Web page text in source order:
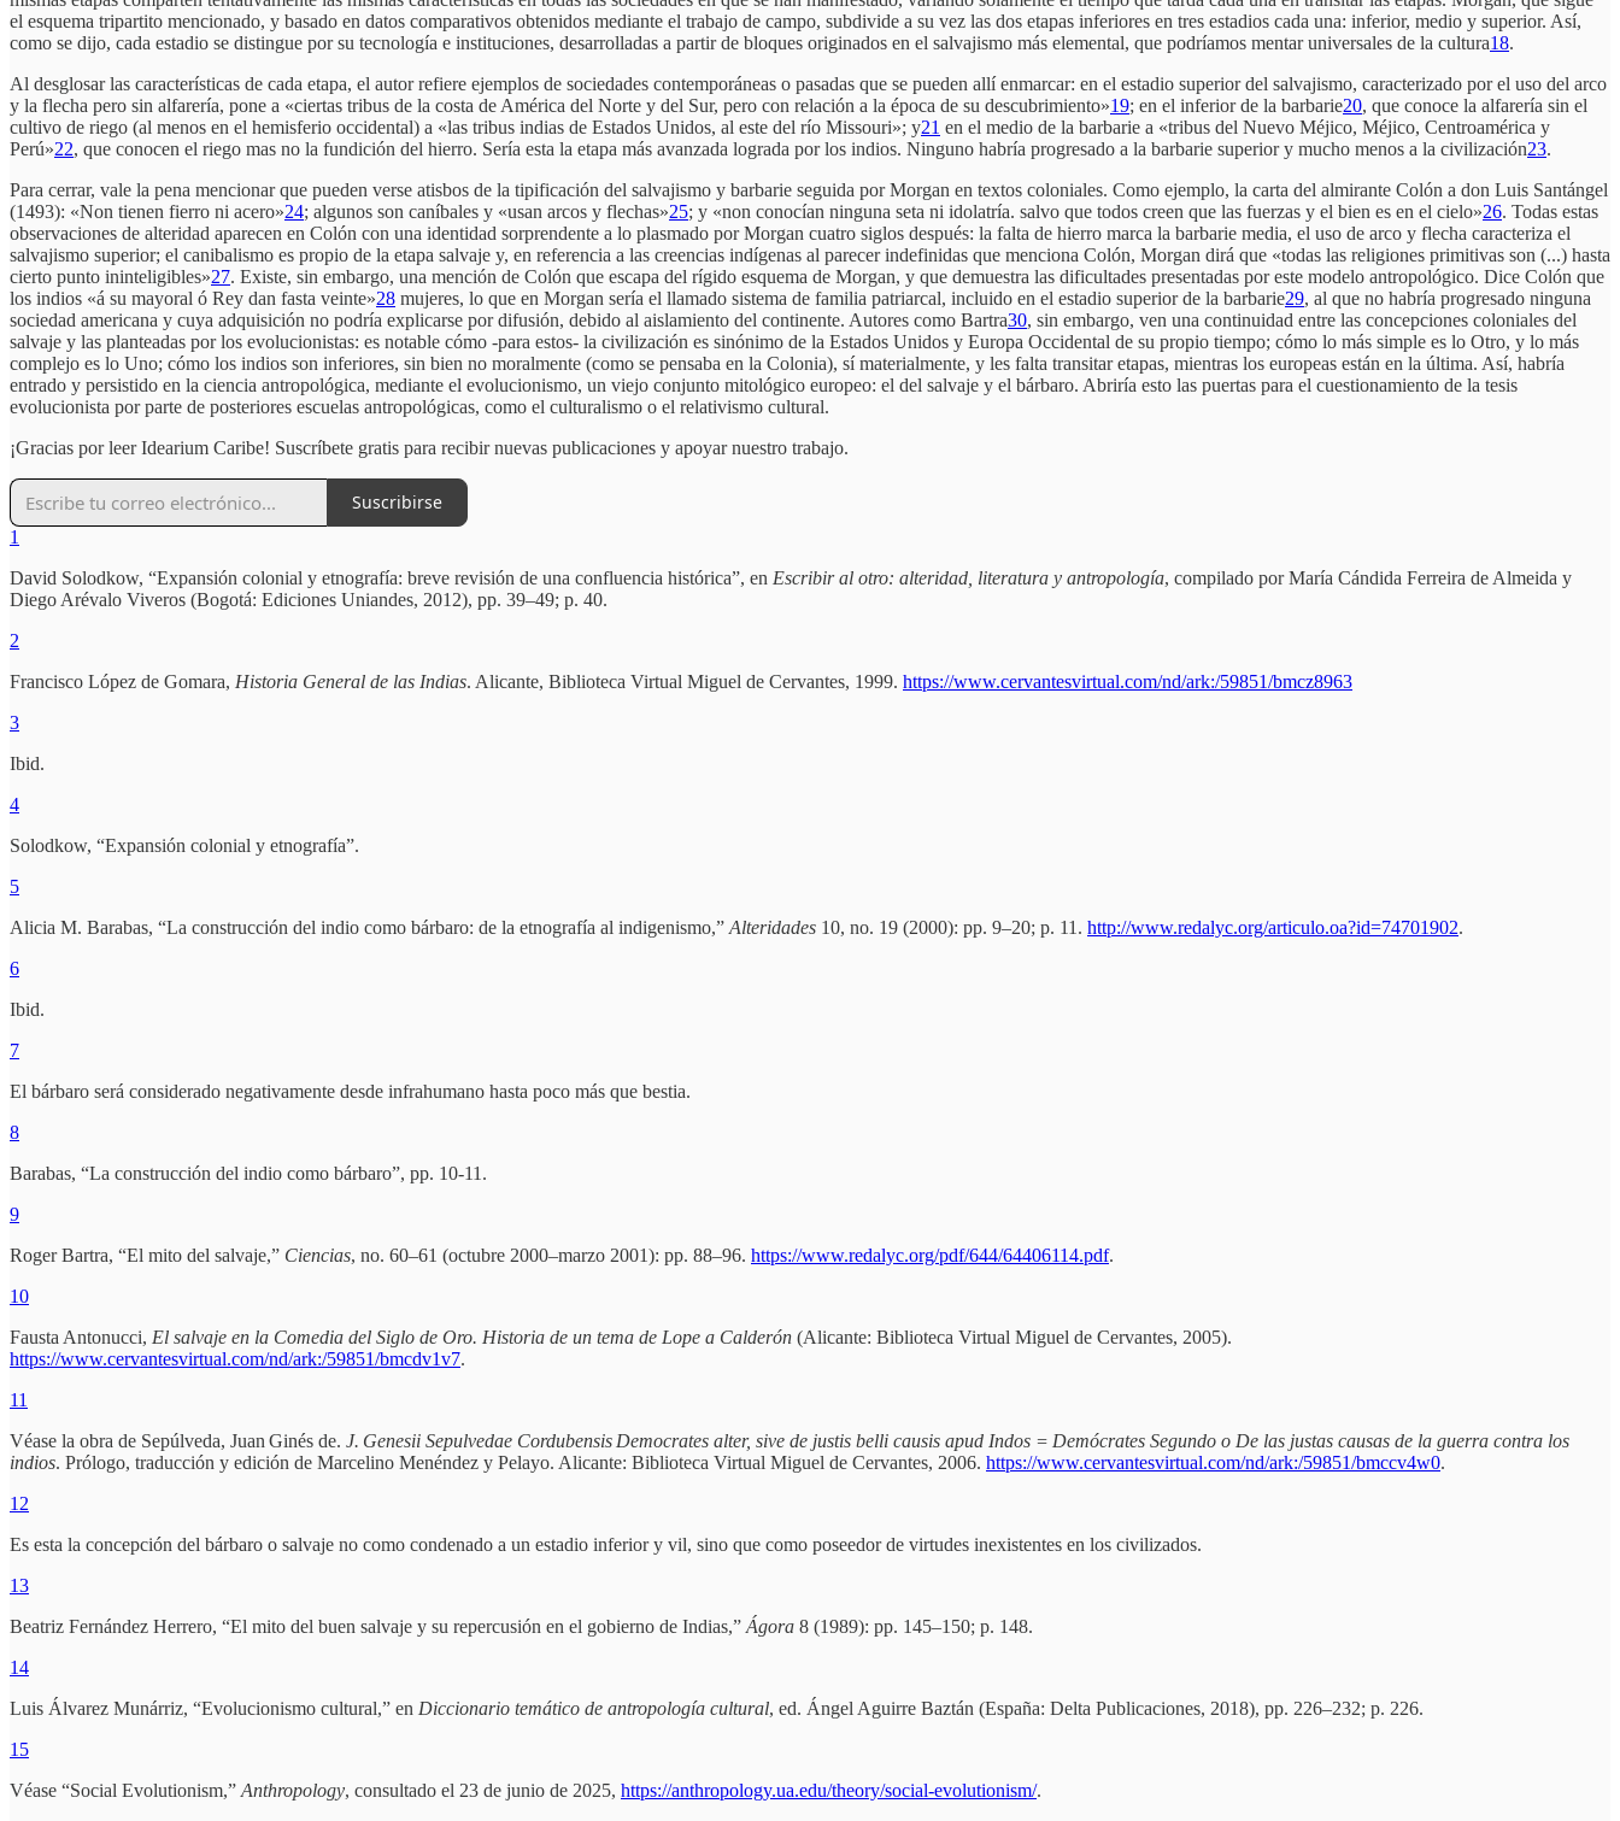
el esquema tripartito mencionado, y basado en datos comparativos obtenidos mediante el trabajo de campo, subdivide a su vez las dos etapas inferiores en tres estadios cada una: inferior, medio y superior. Así,
como se dijo, cada estadio se distingue por su tecnología e instituciones, desarrolladas a partir de bloques originados en el salvajismo más elemental, que podríamos mentar universales de la cultura18.
Al desglosar las características de cada etapa, el autor refiere ejemplos de sociedades contemporáneas o pasadas que se pueden allí enmarcar: en el estadio superior del salvajismo, caracterizado por el uso del arco
y la flecha pero sin alfarería, pone a «ciertas tribus de la costa de América del Norte y del Sur, pero con relación a la época de su descubrimiento»19; en el inferior de la barbarie20, que conoce la alfarería sin el
cultivo de riego (al menos en el hemisferio occidental) a «las tribus indias de Estados Unidos, al este del río Missouri»; y21 en el medio de la barbarie a «tribus del Nuevo Méjico, Méjico, Centroamérica y
Perú»22, que conocen el riego mas no la fundición del hierro. Sería esta la etapa más avanzada lograda por los indios. Ninguno habría progresado a la barbarie superior y mucho menos a la civilización23.
Para cerrar, vale la pena mencionar que pueden verse atisbos de la tipificación del salvajismo y barbarie seguida por Morgan en textos coloniales. Como ejemplo, la carta del almirante Colón a don Luis Santángel
(1493): «Non tienen fierro ni acero»24; algunos son caníbales y «usan arcos y flechas»25; y «non conocían ninguna seta ni idolatría. salvo que todos creen que las fuerzas y el bien es en el cielo»26. Todas estas
observaciones de alteridad aparecen en Colón con una identidad sorprendente a lo plasmado por Morgan cuatro siglos después: la falta de hierro marca la barbarie media, el uso de arco y flecha caracteriza el
salvajismo superior; el canibalismo es propio de la etapa salvaje y, en referencia a las creencias indígenas al parecer indefinidas que menciona Colón, Morgan dirá que «todas las religiones primitivas son (...) hasta
cierto punto ininteligibles»27. Existe, sin embargo, una mención de Colón que escapa del rígido esquema de Morgan, y que demuestra las dificultades presentadas por este modelo antropológico. Dice Colón que
los indios «á su mayoral ó Rey dan fasta veinte»28 mujeres, lo que en Morgan sería el llamado sistema de familia patriarcal, incluido en el estadio superior de la barbarie29, al que no habría progresado ninguna
sociedad americana y cuya adquisición no podría explicarse por difusión, debido al aislamiento del continente. Autores como Bartra30, sin embargo, ven una continuidad entre las concepciones coloniales del
salvaje y las planteadas por los evolucionistas: es notable cómo -para estos- la civilización es sinónimo de la Estados Unidos y Europa Occidental de su propio tiempo; cómo lo más simple es lo Otro, y lo más
complejo es lo Uno; cómo los indios son inferiores, sin bien no moralmente (como se pensaba en la Colonia), sí materialmente, y les falta transitar etapas, mientras los europeas están en la última. Así, habría
entrado y persistido en la ciencia antropológica, mediante el evolucionismo, un viejo conjunto mitológico europeo: el del salvaje y el bárbaro. Abriría esto las puertas para el cuestionamiento de la tesis
evolucionista por parte de posteriores escuelas antropológicas, como el culturalismo o el relativismo cultural.
¡Gracias por leer Idearium Caribe! Suscríbete gratis para recibir nuevas publicaciones y apoyar nuestro trabajo.
Suscribirse
1
David Solodkow, “Expansión colonial y etnografía: breve revisión de una confluencia histórica”, en Escribir al otro: alteridad, literatura y antropología, compilado por María Cándida Ferreira de Almeida y
Diego Arévalo Viveros (Bogotá: Ediciones Uniandes, 2012), pp. 39–49; p. 40.
2
Francisco López de Gomara, Historia General de las Indias. Alicante, Biblioteca Virtual Miguel de Cervantes, 1999. https://www.cervantesvirtual.com/nd/ark:/59851/bmcz8963
3
Ibid.
4
Solodkow, “Expansión colonial y etnografía”.
5
Alicia M. Barabas, “La construcción del indio como bárbaro: de la etnografía al indigenismo,” Alteridades 10, no. 19 (2000): pp. 9–20; p. 11. http://www.redalyc.org/articulo.oa?id=74701902.
6
Ibid.
7
El bárbaro será considerado negativamente desde infrahumano hasta poco más que bestia.
8
Barabas, “La construcción del indio como bárbaro”, pp. 10-11.
9
Roger Bartra, “El mito del salvaje,” Ciencias, no. 60–61 (octubre 2000–marzo 2001): pp. 88–96. https://www.redalyc.org/pdf/644/64406114.pdf.
10
Fausta Antonucci, El salvaje en la Comedia del Siglo de Oro. Historia de un tema de Lope a Calderón (Alicante: Biblioteca Virtual Miguel de Cervantes, 2005).
https://www.cervantesvirtual.com/nd/ark:/59851/bmcdv1v7.
11
Véase la obra de Sepúlveda, Juan Ginés de. J. Genesii Sepulvedae Cordubensis Democrates alter, sive de justis belli causis apud Indos = Demócrates Segundo o De las justas causas de la guerra contra los
indios. Prólogo, traducción y edición de Marcelino Menéndez y Pelayo. Alicante: Biblioteca Virtual Miguel de Cervantes, 2006. https://www.cervantesvirtual.com/nd/ark:/59851/bmccv4w0.
12
Es esta la concepción del bárbaro o salvaje no como condenado a un estadio inferior y vil, sino que como poseedor de virtudes inexistentes en los civilizados.
13
Beatriz Fernández Herrero, “El mito del buen salvaje y su repercusión en el gobierno de Indias,” Ágora 8 (1989): pp. 145–150; p. 148.
14
Luis Álvarez Munárriz, “Evolucionismo cultural,” en Diccionario temático de antropología cultural, ed. Ángel Aguirre Baztán (España: Delta Publicaciones, 2018), pp. 226–232; p. 226.
15
Véase “Social Evolutionism,” Anthropology, consultado el 23 de junio de 2025, https://anthropology.ua.edu/theory/social-evolutionism/.